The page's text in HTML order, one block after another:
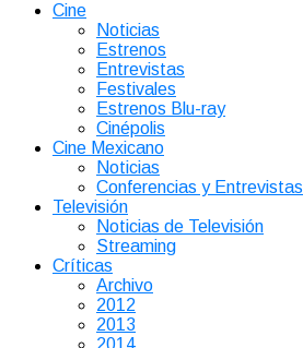
Cine
Noticias
Estrenos
Entrevistas
Festivales
Estrenos Blu-ray
Cinépolis
Cine Mexicano
Noticias
Conferencias y Entrevistas
Televisión
Noticias de Televisión
Streaming
Críticas
Archivo
2012
2013